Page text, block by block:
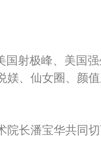
国射极峰、美国
媄、仙女圈、颜
院长潘宝华共同